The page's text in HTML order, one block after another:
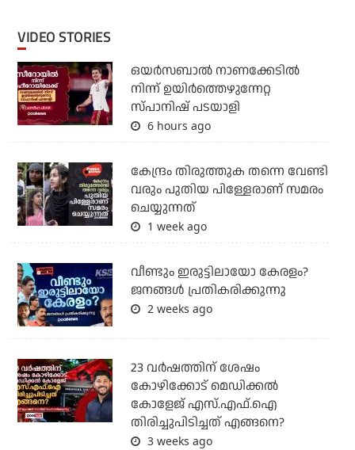
VIDEO STORIES
ഒയര്‍സബാൽ നാണക്കേടിൽ
നിന്ന് ഉയിർത്തെഴുന്നേറ്റ
സ്പാനിഷ് പടയാളി
6 hours ago
കേന്ദ്രം തിരുത്തുക തന്നെ വേണ്ടി
വരും പുതിയ പിള്ളേരാണ് സമരം
ചെയ്യുന്നത്
1 week ago
വീണ്ടും ഇരുട്ടിലായോ കേരളം?
ജനങ്ങൾ പ്രതികരിക്കുന്നു
2 weeks ago
23 വർഷത്തിന് ശേഷം
കോഴിക്കോട് മെഡിക്കൽ
കോളേജ് എസ്.എഫ്.ഐ
തിരിച്ചുപിടിച്ചത് എങ്ങനെ?
3 weeks ago